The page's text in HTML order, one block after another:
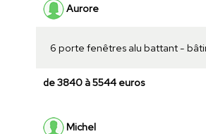
Aurore
6 porte fenêtres alu battant -
de 3840 à 5544 euros
Michel